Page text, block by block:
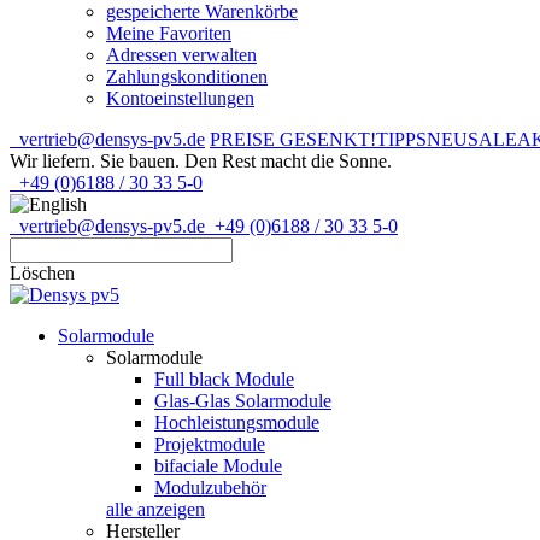
gespeicherte Warenkörbe
Meine Favoriten
Adressen verwalten
Zahlungskonditionen
Kontoeinstellungen
vertrieb@densys-pv5.de PREISE GESENKT!TIPPSNEUSALE
Wir liefern. Sie bauen. Den Rest macht die Sonne.
+49 (0)6188 / 30 33 5-0
vertrieb@densys-pv5.de +49 (0)6188 / 30 33 5-0
Löschen
Solarmodule
Solarmodule
Full black Module
Glas-Glas Solarmodule
Hochleistungsmodule
Projektmodule
bifaciale Module
Modulzubehör
alle anzeigen
Hersteller